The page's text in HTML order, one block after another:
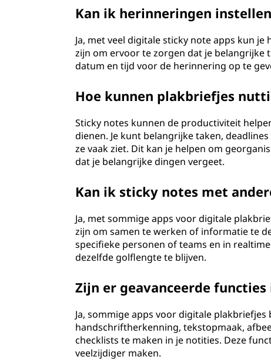
Kan ik herinneringen
Ja, met veel digitale sticky note apps kun
zijn om ervoor te zorgen dat je belangrijke
datum en tijd voor de herinnering op te
Hoe kunnen plakbriefjes
Sticky notes kunnen de productiviteit
dienen. Je kunt belangrijke taken,
ze vaak ziet. Dit kan je helpen om
dat je belangrijke dingen vergeet.
Kan ik sticky notes met
Ja, met sommige apps voor digitale
zijn om samen te werken of informatie te
specifieke personen of teams en in
dezelfde golflengte te blijven.
Zijn er geavanceerde
Ja, sommige apps voor digitale
handschriftherkenning, tekstopmaak,
checklists te maken in je notities. Deze
veelzijdiger maken.